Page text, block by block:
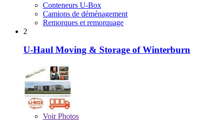
Conteneurs U-Box
Camions de déménagement
Remorques et remorquage
2
U-Haul Moving & Storage of Winterburn
VoirPhotos